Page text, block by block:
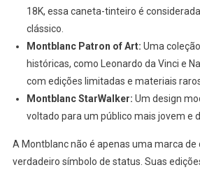
18K, essa caneta-tinteiro é
clássico.
Montblanc Patron of Art: Uma
históricas, como Leonardo da Vinci e
com edições limitadas e materiais
Montblanc StarWalker: Um design
voltado para um público mais jovem e
A Montblanc não é apenas uma marca de
verdadeiro símbolo de status. Suas